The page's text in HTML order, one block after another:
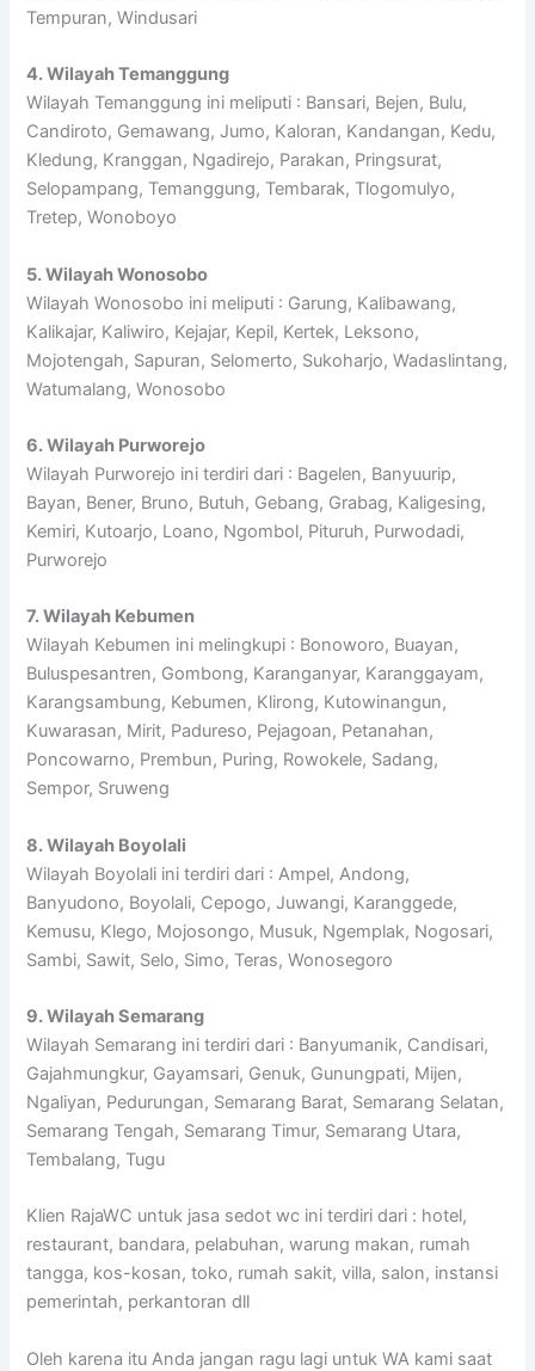
Tempuran, Windusari
4. Wilayah Temanggung
Wilayah Temanggung ini meliputi : Bansari, Bejen, Bulu,
Candiroto, Gemawang, Jumo, Kaloran, Kandangan, Kedu,
Kledung, Kranggan, Ngadirejo, Parakan, Pringsurat,
Selopampang, Temanggung, Tembarak, Tlogomulyo,
Tretep, Wonoboyo
5. Wilayah Wonosobo
Wilayah Wonosobo ini meliputi : Garung, Kalibawang,
Kalikajar, Kaliwiro, Kejajar, Kepil, Kertek, Leksono,
Mojotengah, Sapuran, Selomerto, Sukoharjo, Wadaslintang,
Watumalang, Wonosobo
6. Wilayah Purworejo
Wilayah Purworejo ini terdiri dari : Bagelen, Banyuurip,
Bayan, Bener, Bruno, Butuh, Gebang, Grabag, Kaligesing,
Kemiri, Kutoarjo, Loano, Ngombol, Pituruh, Purwodadi,
Purworejo
7. Wilayah Kebumen
Wilayah Kebumen ini melingkupi : Bonoworo, Buayan,
Buluspesantren, Gombong, Karanganyar, Karanggayam,
Karangsambung, Kebumen, Klirong, Kutowinangun,
Kuwarasan, Mirit, Padureso, Pejagoan, Petanahan,
Poncowarno, Prembun, Puring, Rowokele, Sadang,
Sempor, Sruweng
8. Wilayah Boyolali
Wilayah Boyolali ini terdiri dari : Ampel, Andong,
Banyudono, Boyolali, Cepogo, Juwangi, Karanggede,
Kemusu, Klego, Mojosongo, Musuk, Ngemplak, Nogosari,
Sambi, Sawit, Selo, Simo, Teras, Wonosegoro
9. Wilayah Semarang
Wilayah Semarang ini terdiri dari : Banyumanik, Candisari,
Gajahmungkur, Gayamsari, Genuk, Gunungpati, Mijen,
Ngaliyan, Pedurungan, Semarang Barat, Semarang Selatan,
Semarang Tengah, Semarang Timur, Semarang Utara,
Tembalang, Tugu
Klien RajaWC untuk jasa sedot wc ini terdiri dari : hotel,
restaurant, bandara, pelabuhan, warung makan, rumah
tangga, kos-kosan, toko, rumah sakit, villa, salon, instansi
pemerintah, perkantoran dll
Oleh karena itu Anda jangan ragu lagi untuk WA kami saat